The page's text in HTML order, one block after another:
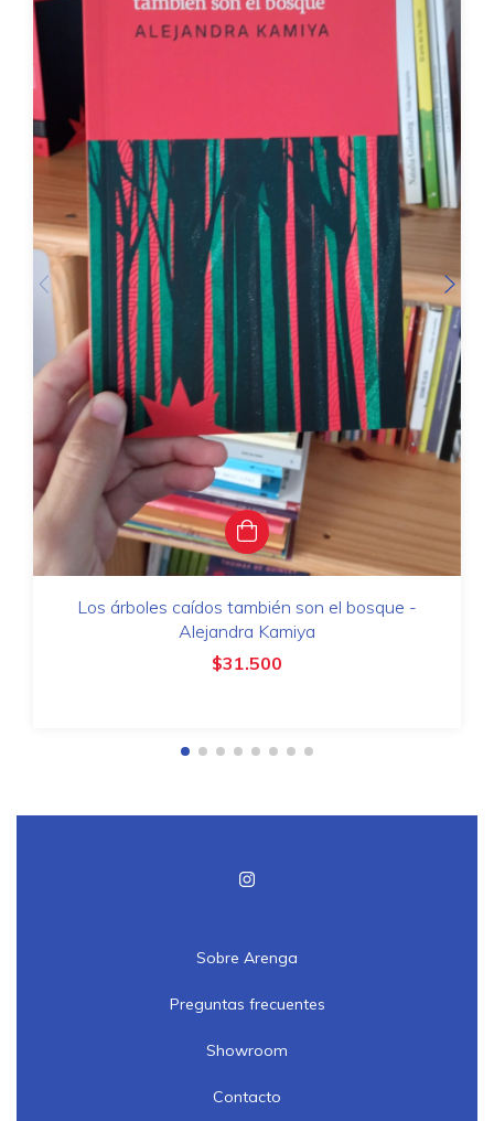
Los árboles caídos también son el bosque -
Alejandra Kamiya
$31.500
Sobre Arenga
Preguntas frecuentes
Showroom
Contacto